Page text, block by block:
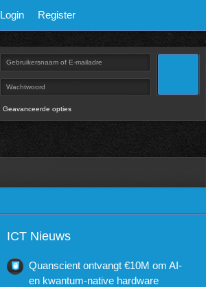
Login Register
Geavanceerde opties
ICT Nieuws
Quanscient ontvangt €10M om AI-
en kwantum-native hardware